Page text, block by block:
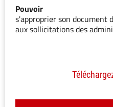
Pouvoir
s'approprier son document
aux sollicitations des